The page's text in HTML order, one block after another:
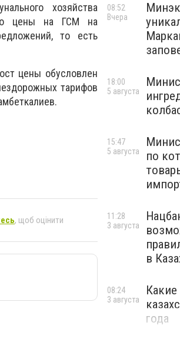
хозяйства
цены на ГСМ на
то есть
цены обусловлен
тарифов
, щоб оцінити
08:52
Вчера
18:00
5 августа
по
15:47
5 августа
в
11:28
3 августа
года
08:24
3 августа